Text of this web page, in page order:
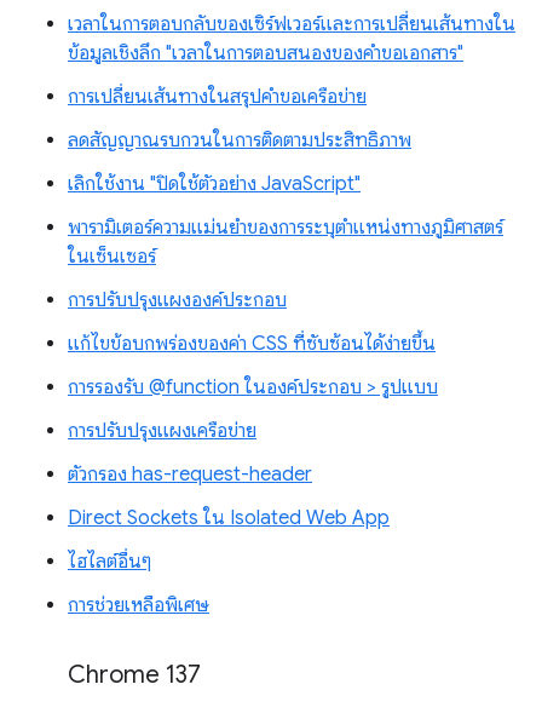
เวลาในการตอบกลับของเซิร์ฟเวอร์และการเปลี่ยนเส้นทางใน
ข้อมูลเชิงลึก "เวลาในการตอบสนองของคำขอเอกสาร"
การเปลี่ยนเส้นทางในสรุปคำขอเครือข่าย
ลดสัญญาณรบกวนในการติดตามประสิทธิภาพ
เลิกใช้งาน "ปิดใช้ตัวอย่าง JavaScript"
พารามิเตอร์ความแม่นยำของการระบุตำแหน่งทางภูมิศาสตร์
ในเซ็นเซอร์
การปรับปรุงแผงองค์ประกอบ
แก้ไขข้อบกพร่องของค่า CSS ที่ซับซ้อนได้ง่ายขึ้น
การรองรับ @function ในองค์ประกอบ > รูปแบบ
การปรับปรุงแผงเครือข่าย
ตัวกรอง has-request-header
Direct Sockets ใน Isolated Web App
ไฮไลต์อื่นๆ
การช่วยเหลือพิเศษ
Chrome 137